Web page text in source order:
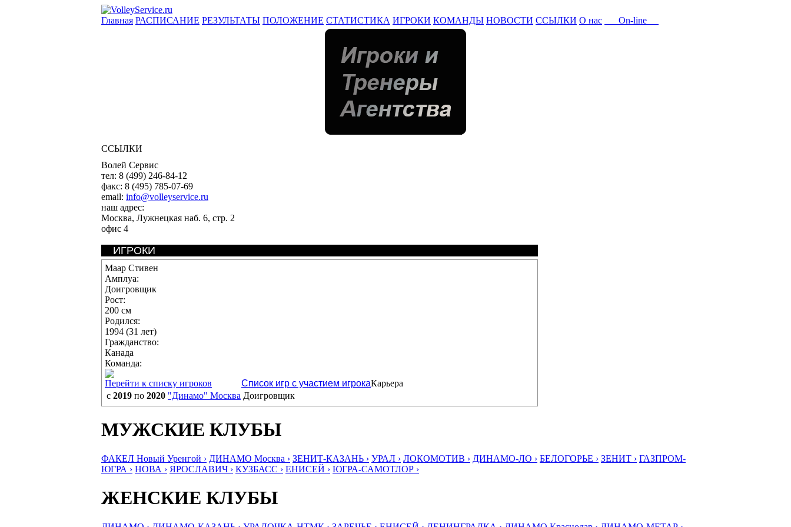
Главная РАСПИСАНИЕ РЕЗУЛЬТАТЫ ПОЛОЖЕНИЕ СТАТИСТИКА ИГРОКИ КОМАНДЫ НОВОСТИ ССЫЛКИ О нас On-line
ССЫЛКИ
Волей Сервис
тел: 8 (499) 246-84-12
факс: 8 (495) 785-07-69
email: info@volleyservice.ru
наш адрес:
Москва, Лужнецкая наб. 6, стр. 2
офис 4
ИГРОКИ
Маар Стивен
Амплуа:
Доигровщик
Рост:
200 см
Родился:
1994 (31 лет)
Гражданство:
Канада
Команда:
Перейти к списку игроков
Список игр с участием игрокаКарьера
с 2019 по 2020 "Динамо" Москва Доигровщик
МУЖСКИЕ КЛУБЫ
ФАКЕЛ Новый Уренгой › ДИНАМО Москва › ЗЕНИТ-КАЗАНЬ › УРАЛ › ЛОКОМОТИВ › ДИНАМО-ЛО › БЕЛОГОРЬЕ › ЗЕНИТ › ГАЗПРОМ-
ЮГРА › НОВА › ЯРОСЛАВИЧ › КУЗБАСС › ЕНИСЕЙ › ЮГРА-САМОТЛОР ›
ЖЕНСКИЕ КЛУБЫ